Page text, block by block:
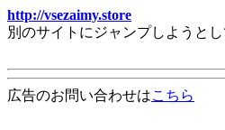
http://vsezaimy.store
別のサイトにジャンプしようと
広告のお問い合わせはこちら